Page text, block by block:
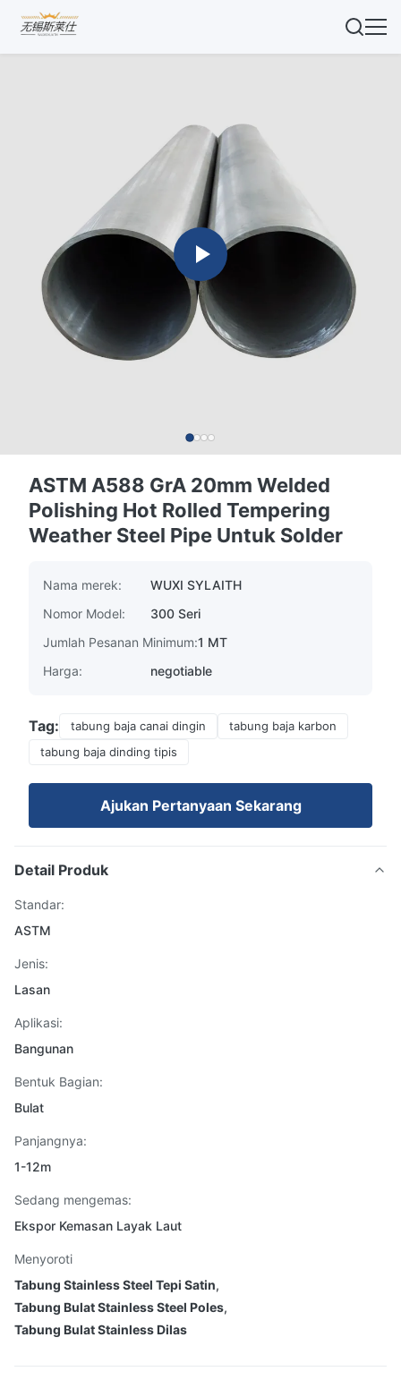
ASTM A588 GrA 20mm Welded
Polishing Hot Rolled Tempering
Weather Steel Pipe Untuk Solder
Nama merek:
WUXI SYLAITH
Nomor Model:
300 Seri
Jumlah Pesanan Minimum:1 MT
Harga:
negotiable
Tag: tabung baja canai dingin
tabung baja karbon
tabung baja dinding tipis
Ajukan Pertanyaan Sekarang
Detail Produk
Standar:
ASTM
Jenis:
Lasan
Aplikasi:
Bangunan
Bentuk Bagian:
Bulat
Panjangnya:
1-12m
Sedang mengemas:
Ekspor Kemasan Layak Laut
Menyoroti
Tabung Stainless Steel Tepi Satin,
Tabung Bulat Stainless Steel Poles,
Tabung Bulat Stainless Dilas